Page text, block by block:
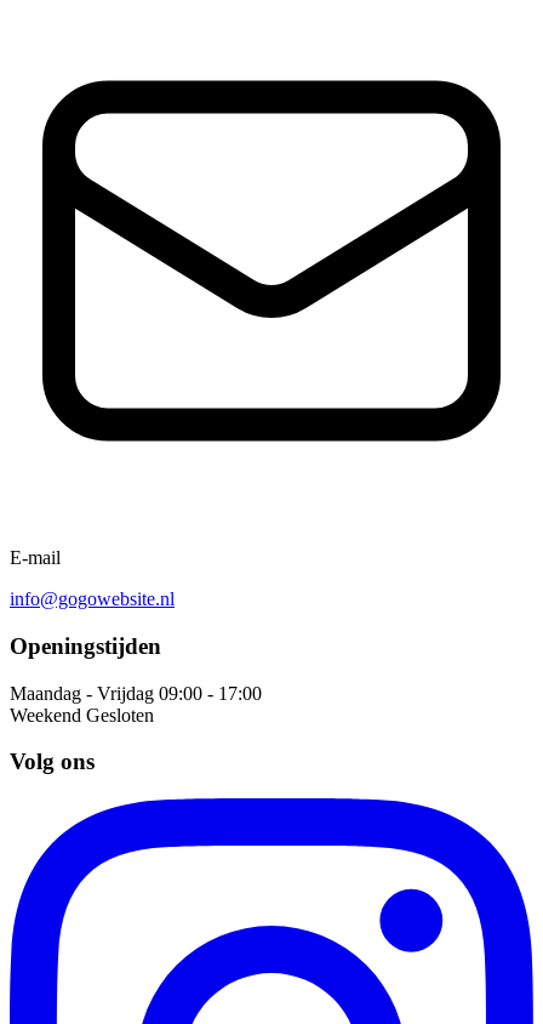
E-mail
info@gogowebsite.nl
Openingstijden
Maandag - Vrijdag 09:00 - 17:00
Weekend Gesloten
Volg ons